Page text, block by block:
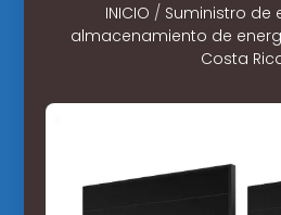
INICIO / Suministro de
almacenamiento de
Costa